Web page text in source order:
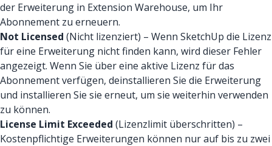
der Erweiterung in Extension Warehouse, um Ihr
Abonnement zu erneuern.
Not Licensed (Nicht lizenziert) – Wenn SketchUp die Lizenz
für eine Erweiterung nicht finden kann, wird dieser Fehler
angezeigt. Wenn Sie über eine aktive Lizenz für das
Abonnement verfügen, deinstallieren Sie die Erweiterung
und installieren Sie sie erneut, um sie weiterhin verwenden
zu können.
License Limit Exceeded (Lizenzlimit überschritten) –
Kostenpflichtige Erweiterungen können nur auf bis zu zwei